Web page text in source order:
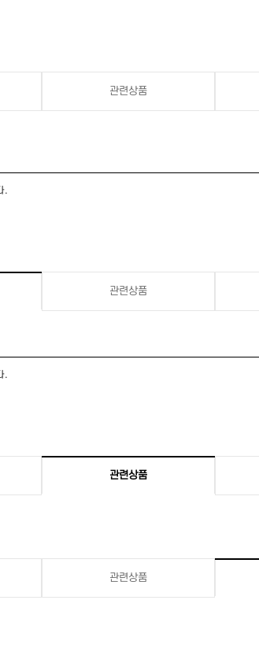
관련상품
.
관련상품
.
관련상품
관련상품